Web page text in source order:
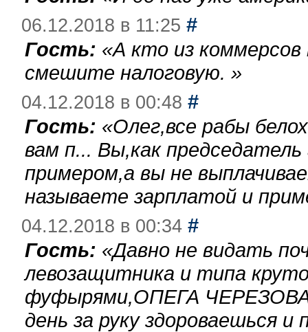
06.12.2018 в 11:25 #
Гость: «А кто из
смешите налоговую. »
04.12.2018 в 00:48 #
Гость: «Олег,все рабы
вам п... Вы,как
примером,а вы не
называете зарплатой и
04.12.2018 в 00:34 #
Гость: «Давно не видать
левозащитника и типа
фуфырями,ОПЕГА
день за руку здороваешься